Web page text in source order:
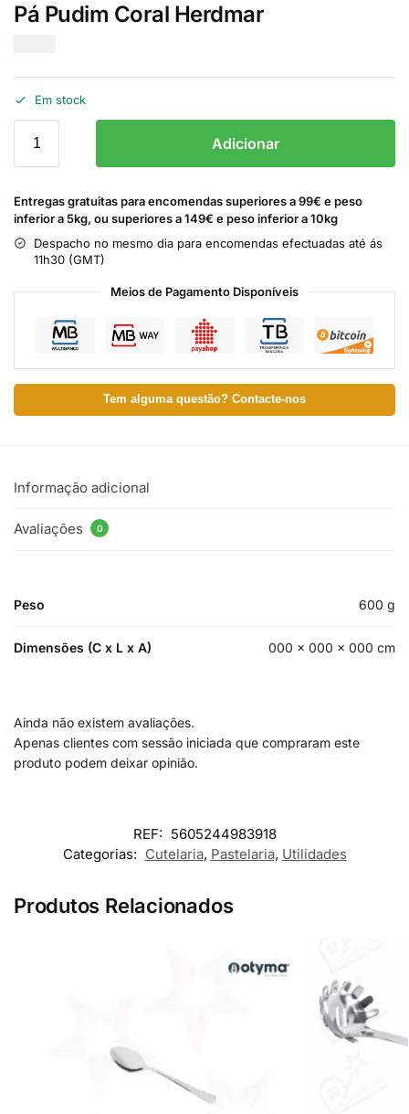
Pá Pudim Coral Herdmar
Em stock
Adicionar
Entregas gratuitas para encomendas superiores a 99€ e peso
inferior a 5kg, ou superiores a 149€ e peso inferior a 10kg
Despacho no mesmo dia para encomendas efectuadas até ás
11h30 (GMT)
Meios de Pagamento Disponíveis
Tem alguma questão? Contacte-nos
Informação adicional
Avaliações 0
Peso 600 g
Dimensões (C x L x A) 000 × 000 × 000 cm
Ainda não existem avaliações.
Apenas clientes com sessão iniciada que compraram este
produto podem deixar opinião.
REF: 5605244983918
Categorias: Cutelaria, Pastelaria, Utilidades
Produtos Relacionados